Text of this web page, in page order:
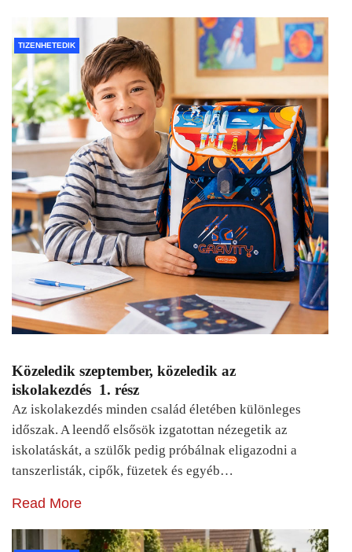
TIZENHETEDIK
Közeledik szeptember, közeledik az
iskolakezdés 1. rész
Az iskolakezdés minden család életében különleges
időszak. A leendő elsősök izgatottan nézegetik az
iskolatáskát, a szülők pedig próbálnak eligazodni a
tanszerlisták, cipők, füzetek és egyéb…
Read More